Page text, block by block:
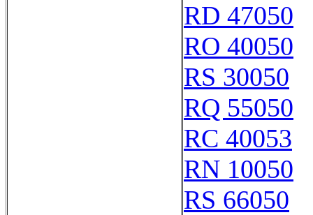
RD 47050
RO 40050
RS 30050
RQ 55050
RC 40053
RN 10050
RS 66050